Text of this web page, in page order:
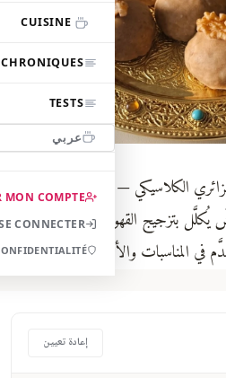
CHRONIQUES
TESTS
عربي
MON COMPTE
CONNECTER
الكلاسيكي — تلتقي فيها قوة الجوز
يُكلَّل بتزجيج القهوة المعطّر. حلوى
في المناسبات والأعياد.
إعادة تعيين